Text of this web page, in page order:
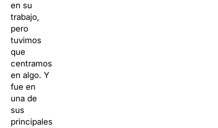
en su
trabajo,
pero
tuvimos
que
centramos
en algo. Y
fue en
una de
sus
principales